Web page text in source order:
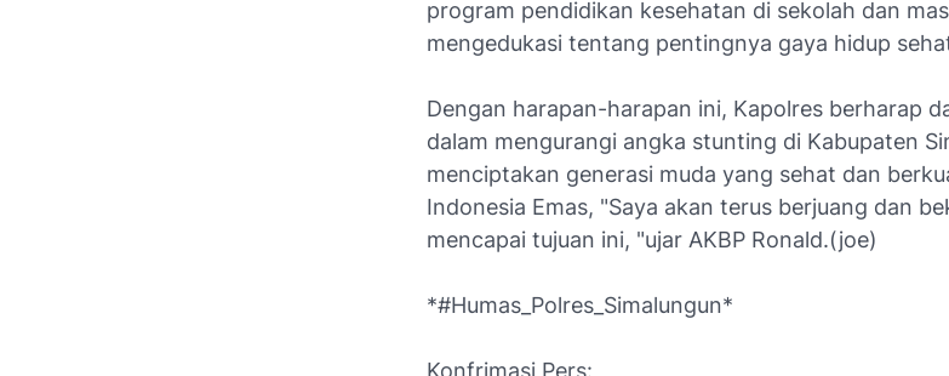
program pendidikan kesehatan di sekolah dan
mengedukasi tentang pentingnya gaya hidup
Dengan harapan-harapan ini, Kapolres berharap
dalam mengurangi angka stunting di Kabupaten
menciptakan generasi muda yang sehat dan
Indonesia Emas, "Saya akan terus berjuang dan
mencapai tujuan ini, "ujar AKBP Ronald.(joe)
*#Humas_Polres_Simalungun*
Konfrimasi Pers: